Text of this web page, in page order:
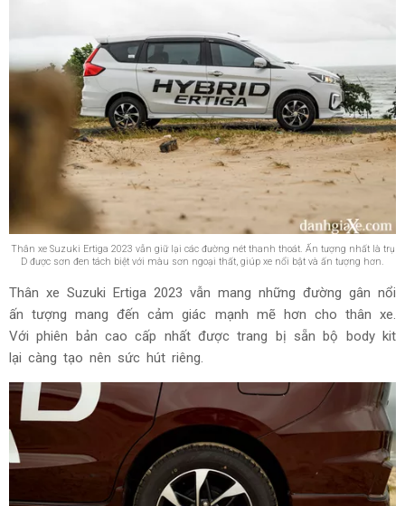
Thân xe Suzuki Ertiga 2023 vẫn giữ lại các đường nét thanh thoát. Ấn tượng nhất là trụ
D được sơn đen tách biệt với màu sơn ngoại thất, giúp xe nổi bật và ấn tượng hơn.
Thân xe Suzuki Ertiga 2023 vẫn mang những đường gân nổi
ấn tượng mang đến cảm giác mạnh mẽ hơn cho thân xe.
Với phiên bản cao cấp nhất được trang bị sẵn bộ body kit
lại càng tạo nên sức hút riêng.